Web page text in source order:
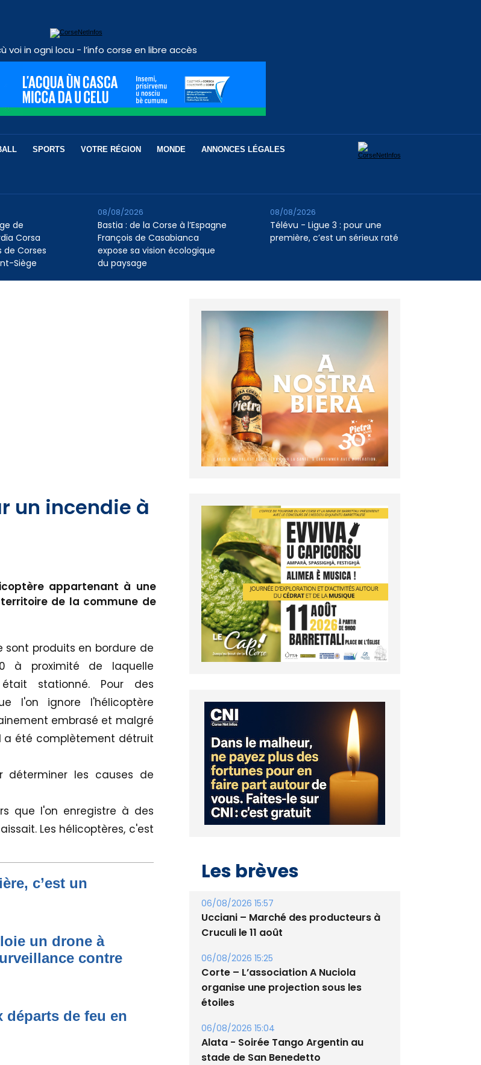
voi in ogni locu - l’info corse en libre accès
SPORTS VOTRE RÉGION MONDE ANNONCES LÉGALES
de
Corsa
de Corses
Siège
Bastia : de la Corse à l’Espagne
François de Casabianca
expose sa vision écologique
du paysage
08/08/2026
Télévu - Ligue 3 : pour une
première, c’est un sérieux raté
08/08/2026
un incendie à
appartenant à une
de la commune de
sont produits en bordure de
à proximité de laquelle
était stationné. Pour des
l'on ignore l'hélicoptère
embrasé et malgré
a été complètement détruit
déterminer les causes de
que l'on enregistre à des
Les hélicoptères, c'est
c’est un
un drone à
contre
départs de feu en
Les brèves
06/08/2026 15:57
Ucciani – Marché des producteurs à
Cruculi le 11 août
06/08/2026 15:25
Corte – L’association A Nuciola
organise une projection sous les
étoiles
06/08/2026 15:04
Alata - Soirée Tango Argentin au
stade de San Benedetto